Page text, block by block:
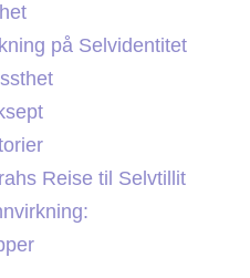
på Selvidentitet
Reise til Selvtillit